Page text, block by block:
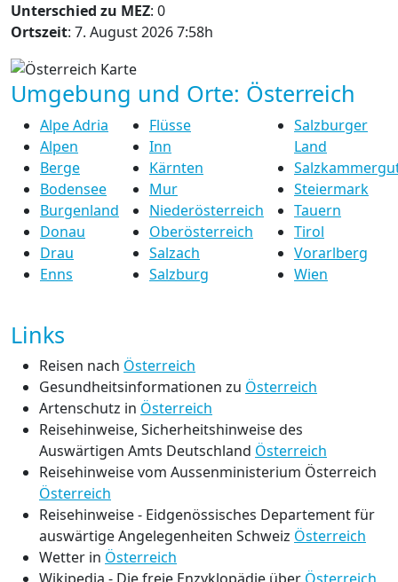
Unterschied zu MEZ: 0
Ortszeit: 7. August 2026 7:58h
Umgebung und Orte: Österreich
Alpe Adria
Alpen
Berge
Bodensee
Burgenland
Donau
Drau
Enns
Flüsse
Inn
Kärnten
Mur
Niederösterreich
Oberösterreich
Salzach
Salzburg
Salzburger
Land
Steiermark
Tauern
Tirol
Vorarlberg
Wien
Links
Reisen nach Österreich
Gesundheitsinformationen zu Österreich
Artenschutz in Österreich
Reisehinweise, Sicherheitshinweise des
Auswärtigen Amts Deutschland Österreich
Reisehinweise vom Aussenministerium Österreich
Österreich
Reisehinweise - Eidgenössisches Departement für
auswärtige Angelegenheiten Schweiz Österreich
Wetter in Österreich